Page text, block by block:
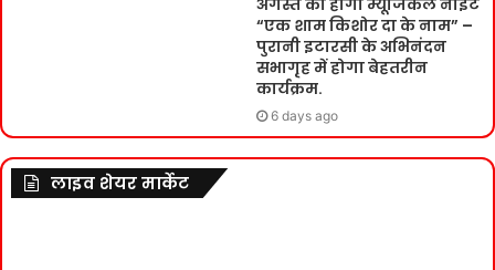
अगस्त को होगी म्यूजिकल नाइट
“एक शाम किशोर दा के नाम” –
पुरानी इटारसी के अभिनंदन
सभागृह में होगा बेहतरीन
कार्यक्रम.
6 days ago
लाइव शेयर मार्केट